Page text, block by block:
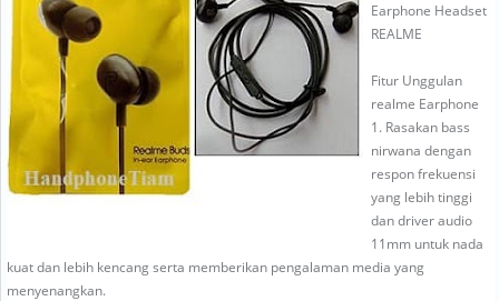
Earphone Headset
REALME
Fitur Unggulan
realme Earphone
1. Rasakan bass
nirwana dengan
respon frekuensi
yang lebih tinggi
dan driver audio
11mm untuk nada
kuat dan lebih kencang serta memberikan pengalaman media yang
menyenangkan.